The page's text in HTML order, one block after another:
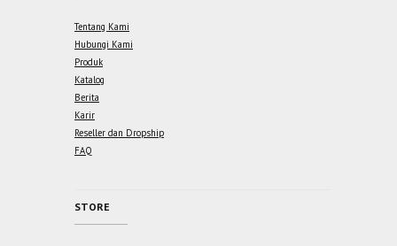
Tentang Kami
Hubungi Kami
Produk
Katalog
Berita
Karir
Reseller dan Dropship
FAQ
STORE